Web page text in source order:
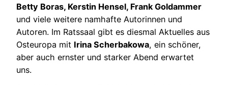
Betty Boras, Kerstin Hensel, Frank Goldammer
und viele weitere namhafte Autorinnen und
Autoren. Im Ratssaal gibt es diesmal Aktuelles aus
Osteuropa mit Irina Scherbakowa, ein schöner,
aber auch ernster und starker Abend erwartet
uns.